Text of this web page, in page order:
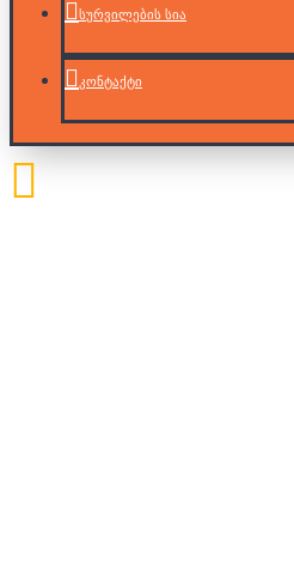
სურვილების სია
კონტაქტი